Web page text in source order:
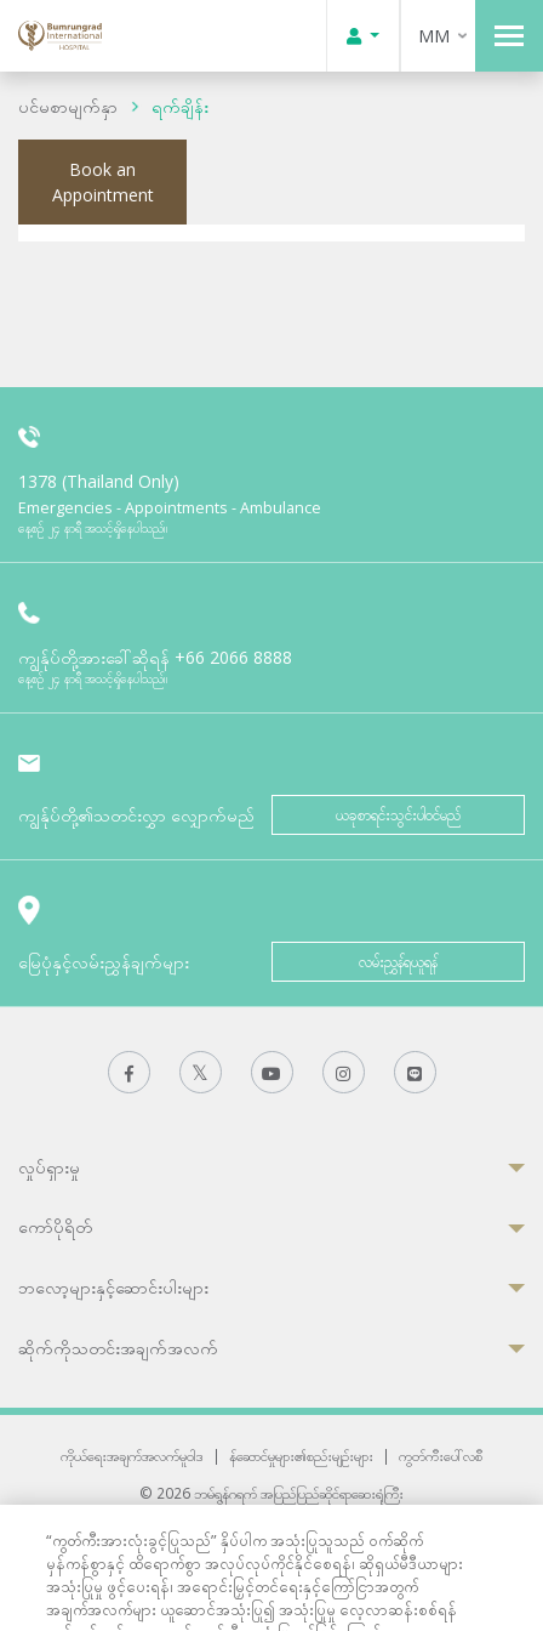
MM
ပင်မစာမျက်နှာ ရက်ချိန်း
Book an
Appointment
1378 (Thailand Only)
Emergencies - Appointments - Ambulance
နေ့စဉ် ၂၄ နာရီ အသင့်ရှိနေပါသည်။
ကျွန်ုပ်တို့အားခေါ်ဆိုရန် +66 2066 8888
နေ့စဉ် ၂၄ နာရီ အသင့်ရှိနေပါသည်။
ကျွန်ုပ်တို့၏သတင်းလွှာ လျှောက်မည် ယခုစာရင်းသွင်းပါဝင်မည်
မြေပုံနှင့်လမ်းညွှန်ချက်များ လမ်းညွှန်ရယူရန်
လှုပ်ရှားမှု
ကော်ပိုရိတ်
ဘလော့များနှင့်ဆောင်းပါးများ
ဆိုက်ကိုသတင်းအချက်အလက်
ကိုယ်ရေးအချက်အလက်မူဝါဒ | န်ဆောင်မှုများ၏စည်းမျဉ်းများ |
ကွတ်ကီးပေါ်လစီ
© 2026 ဘမ်ရွန်ဂရက် အပြည်ပြည်ဆိုင်ရာဆေးရုံကြီး
33 Sukhumvit 3, Wattana, Bangkok 10110 Thailand.
All rights reserved.
“ကွတ်ကီးအားလုံးခွင့်ပြုသည်” နှိပ်ပါက အသုံးပြုသူသည် ဝက်ဆိုက်
မှန်ကန်စွာနှင့် ထိရောက်စွာ အလုပ်လုပ်ကိုင်နိုင်စေရန်၊ ဆိုရှယ်မီဒီယာများ
အသုံးပြုမှု ဖွင့်ပေးရန်၊ အရောင်းမြှင့်တင်ရေးနှင့်ကြော်ငြာအတွက်
အချက်အလက်များ ယူဆောင်အသုံးပြု၍ အသုံးပြုမှု လေ့လာဆန်းစစ်ရန်